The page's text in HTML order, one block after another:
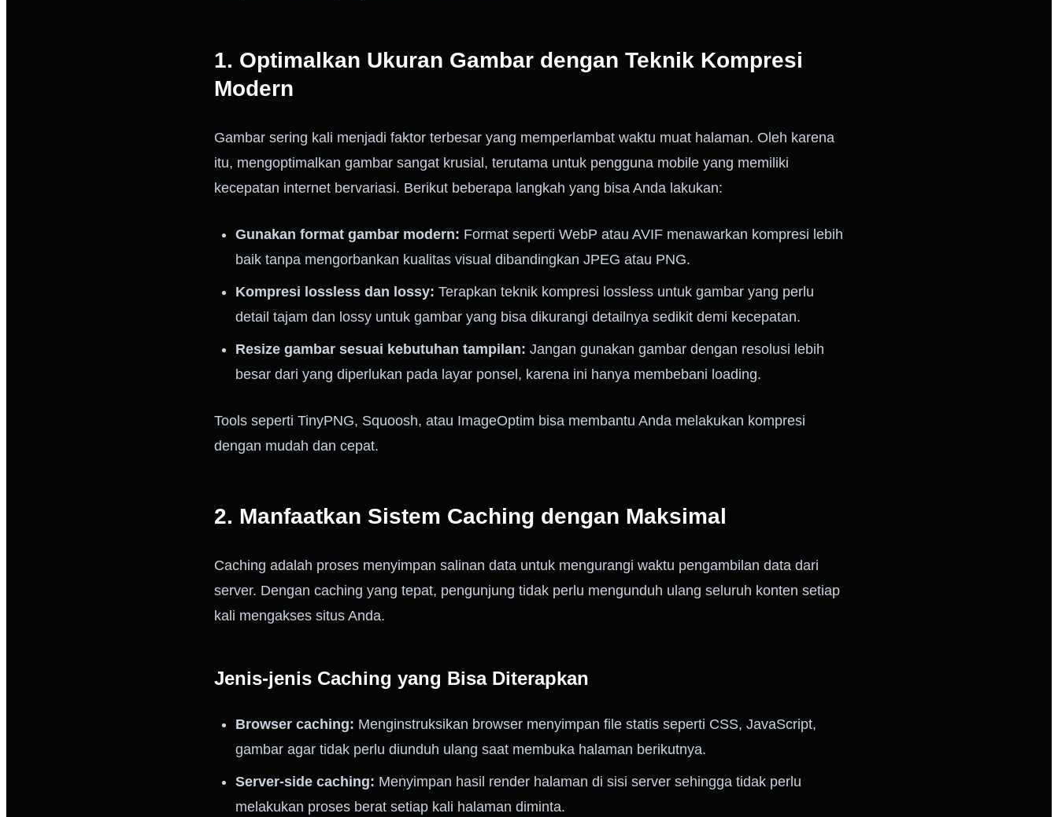
1. Optimalkan Ukuran Gambar dengan Teknik Kompresi
Modern
Gambar sering kali menjadi faktor terbesar yang memperlambat waktu muat halaman. Oleh karena
itu, mengoptimalkan gambar sangat krusial, terutama untuk pengguna mobile yang memiliki
kecepatan internet bervariasi. Berikut beberapa langkah yang bisa Anda lakukan:
Gunakan format gambar modern: Format seperti WebP atau AVIF menawarkan kompresi lebih
baik tanpa mengorbankan kualitas visual dibandingkan JPEG atau PNG.
Kompresi lossless dan lossy: Terapkan teknik kompresi lossless untuk gambar yang perlu
detail tajam dan lossy untuk gambar yang bisa dikurangi detailnya sedikit demi kecepatan.
Resize gambar sesuai kebutuhan tampilan: Jangan gunakan gambar dengan resolusi lebih
besar dari yang diperlukan pada layar ponsel, karena ini hanya membebani loading.
Tools seperti TinyPNG, Squoosh, atau ImageOptim bisa membantu Anda melakukan kompresi
dengan mudah dan cepat.
2. Manfaatkan Sistem Caching dengan Maksimal
Caching adalah proses menyimpan salinan data untuk mengurangi waktu pengambilan data dari
server. Dengan caching yang tepat, pengunjung tidak perlu mengunduh ulang seluruh konten setiap
kali mengakses situs Anda.
Jenis-jenis Caching yang Bisa Diterapkan
Browser caching: Menginstruksikan browser menyimpan file statis seperti CSS, JavaScript,
gambar agar tidak perlu diunduh ulang saat membuka halaman berikutnya.
Server-side caching: Menyimpan hasil render halaman di sisi server sehingga tidak perlu
melakukan proses berat setiap kali halaman diminta.